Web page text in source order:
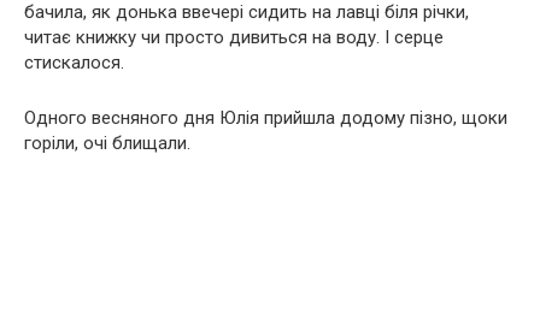
бачила, як донька ввечері сидить на лавці біля річки,
читає книжку чи просто дивиться на воду. І серце
стискалося.
Одного весняного дня Юлія прийшла додому пізно, щоки
горіли, очі блищали.